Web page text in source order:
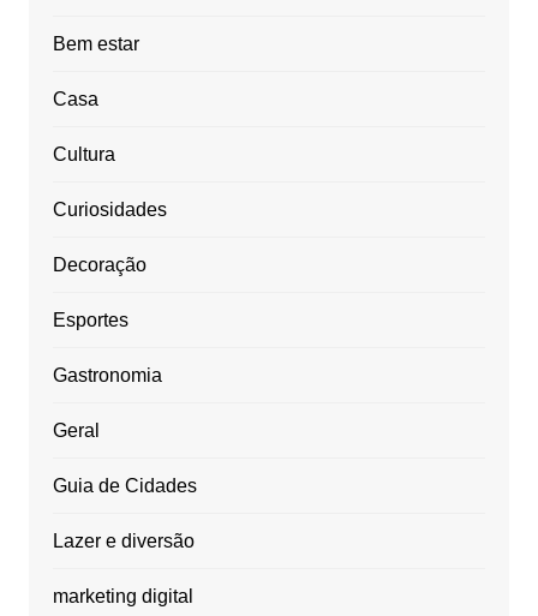
Bem estar
Casa
Cultura
Curiosidades
Decoração
Esportes
Gastronomia
Geral
Guia de Cidades
Lazer e diversão
marketing digital